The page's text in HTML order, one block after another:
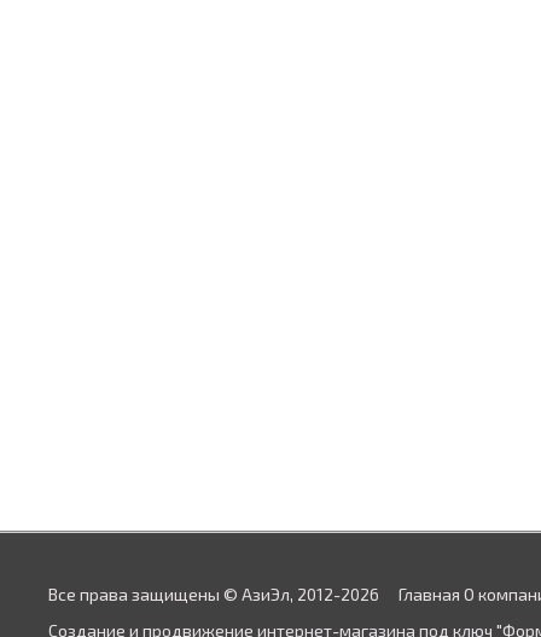
Все права защищены © АзиЭл, 2012-2026 Главная О
Создание и продвижение интернет-магазина под ключ